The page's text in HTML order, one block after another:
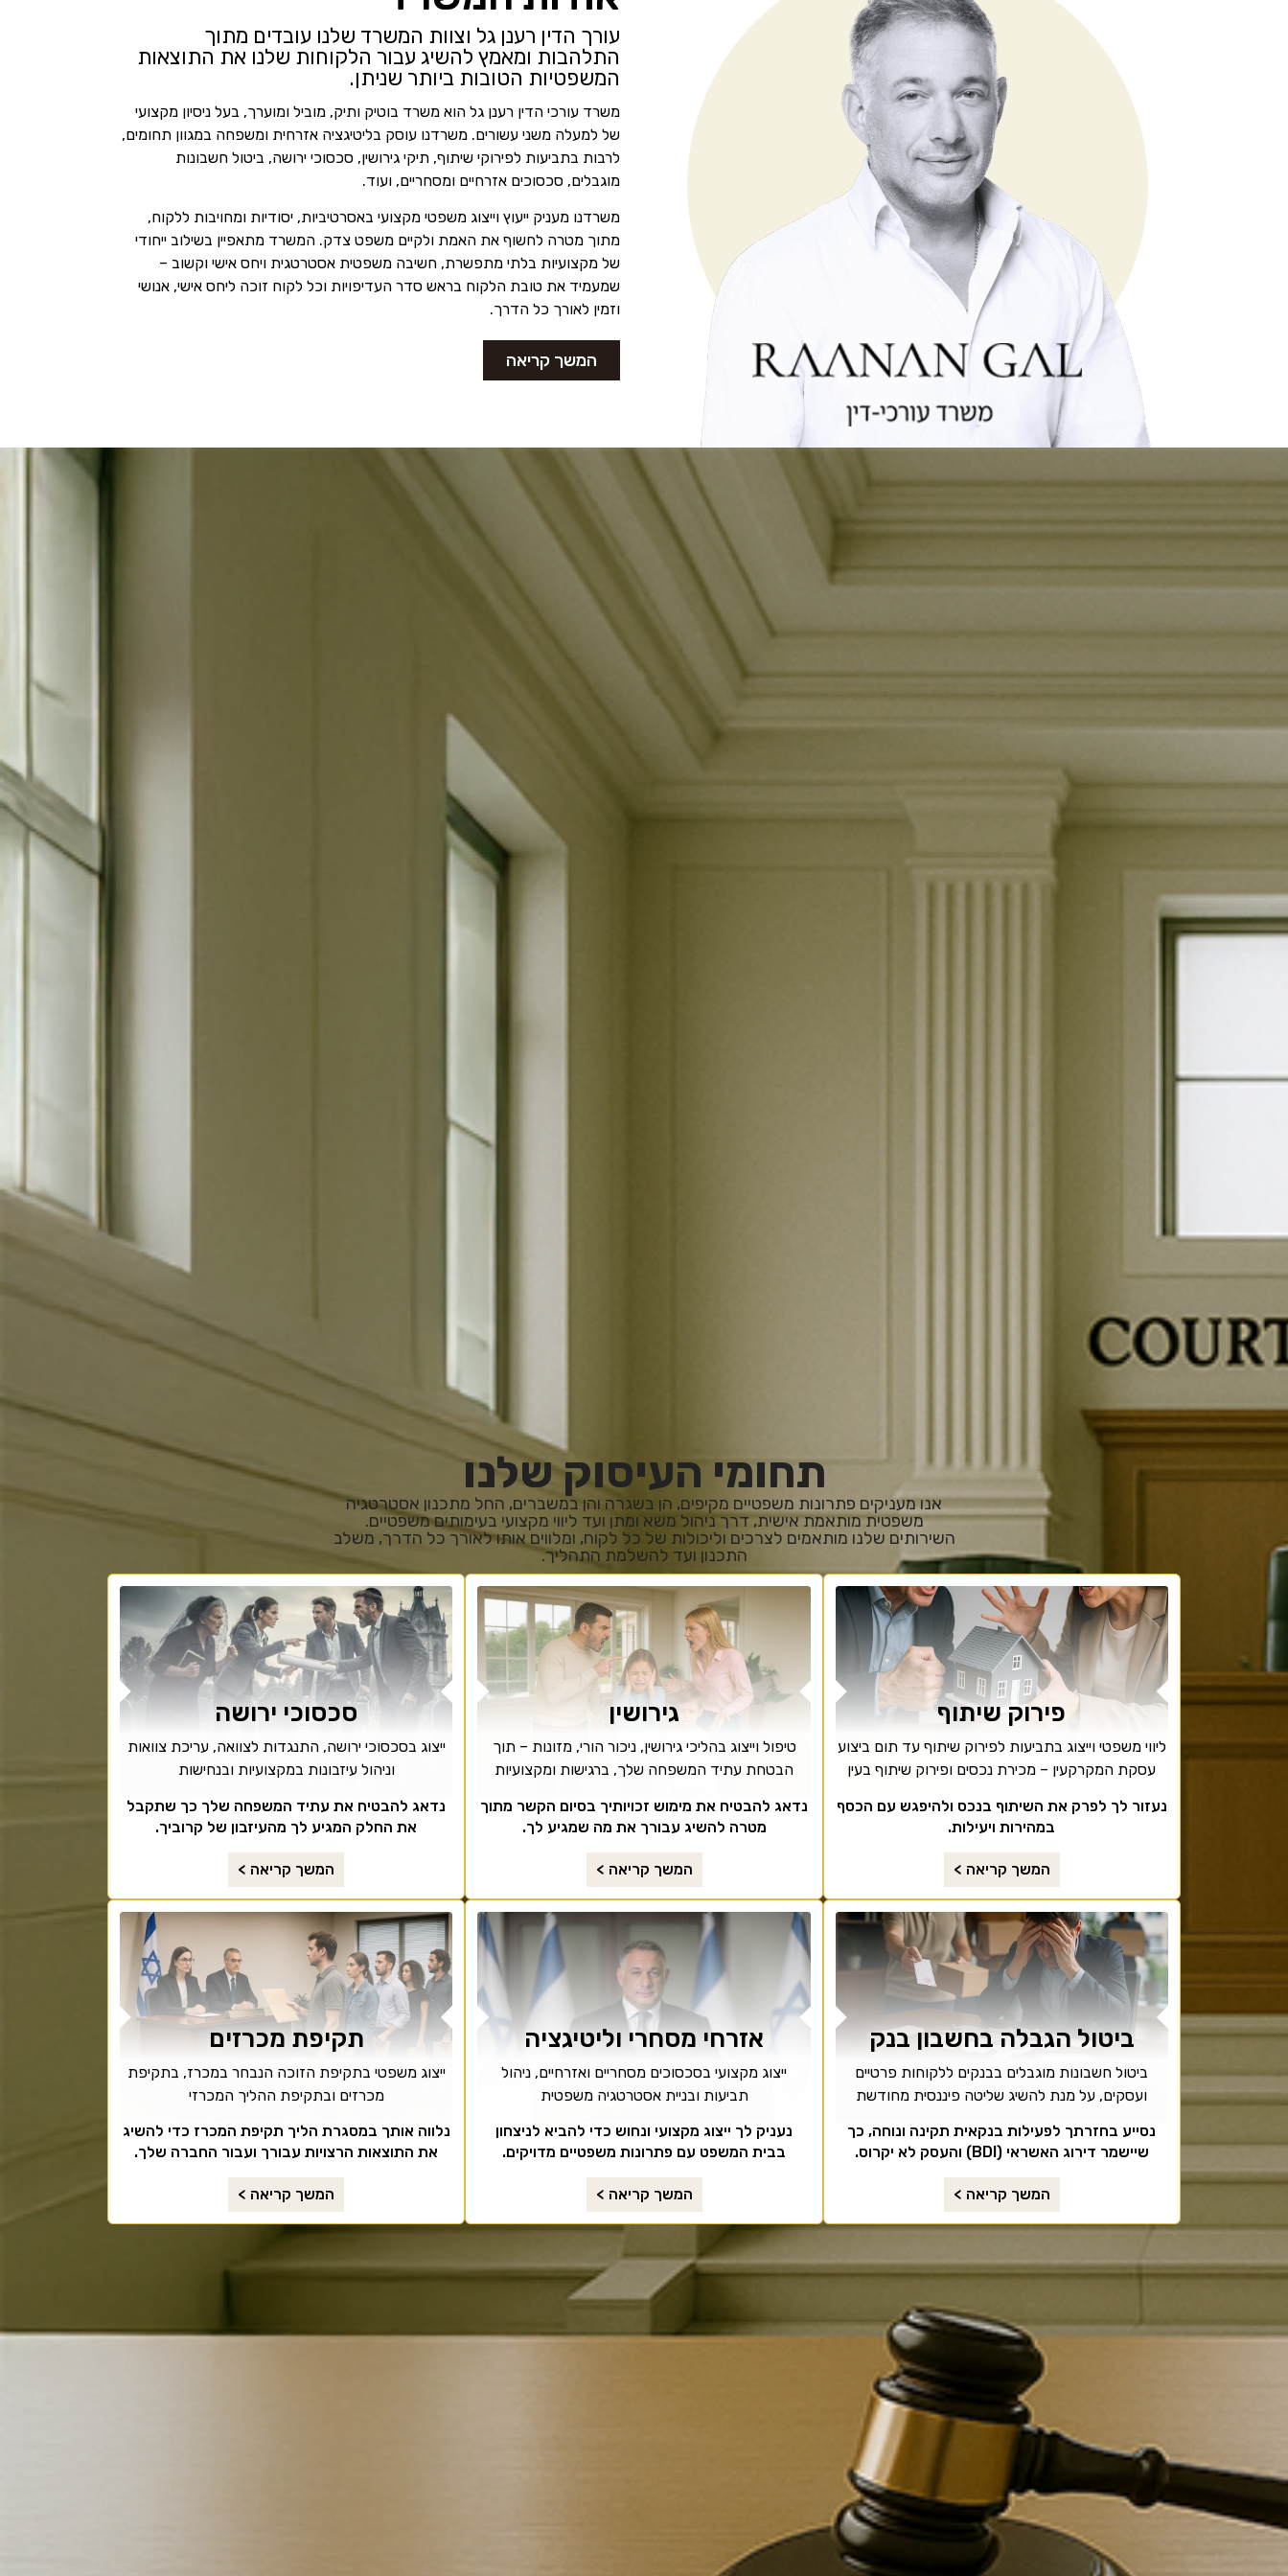
עורך הדין רענן גל וצוות המשרד שלנו עובדים מתוך
התלהבות ומאמץ להשיג עבור הלקוחות שלנו את התוצאות
המשפטיות הטובות ביותר שניתן.
משרד עורכי הדין רענן גל הוא משרד בוטיק ותיק, מוביל ומוערך, בעל ניסיון מקצועי
של למעלה משני עשורים. משרדנו עוסק בליטיגציה אזרחית ומשפחה במגוון תחומים,
לרבות בתביעות לפירוקי שיתוף, תיקי גירושין, סכסוכי ירושה, ביטול חשבונות
מוגבלים, סכסוכים אזרחיים ומסחריים, ועוד.
משרדנו מעניק ייעוץ וייצוג משפטי מקצועי באסרטיביות, יסודיות ומחויבות ללקוח,
מתוך מטרה לחשוף את האמת ולקיים משפט צדק. המשרד מתאפיין בשילוב ייחודי
של מקצועיות בלתי מתפשרת, חשיבה משפטית אסטרטגית ויחס אישי וקשוב –
שמעמיד את טובת הלקוח בראש סדר העדיפויות וכל לקוח זוכה ליחס אישי, אנושי
וזמין לאורך כל הדרך.
המשך קריאה
תחומי העיסוק שלנו
אנו מעניקים פתרונות משפטיים מקיפים, הן בשגרה והן במשברים, החל מתכנון אסטרטגיה
משפטית מותאמת אישית, דרך ניהול משא ומתן ועד ליווי מקצועי בעימותים משפטיים.
השירותים שלנו מותאמים לצרכים וליכולות של כל לקוח, ומלווים אותו לאורך כל הדרך, משלב
התכנון ועד להשלמת התהליך.
פירוק שיתוף​​
ליווי משפטי וייצוג בתביעות לפירוק שיתוף עד תום ביצוע
עסקת המקרקעין – מכירת נכסים ופירוק שיתוף בעין
נעזור לך לפרק את השיתוף בנכס ולהיפגש עם הכסף
במהירות ויעילות.
המשך קריאה >
גירושין
טיפול וייצוג בהליכי גירושין, ניכור הורי, מזונות – תוך
הבטחת עתיד המשפחה שלך, ברגישות ומקצועיות
נדאג להבטיח את מימוש זכויותיך בסיום הקשר מתוך
מטרה להשיג עבורך את מה שמגיע לך.
המשך קריאה >
סכסוכי ירושה
ייצוג בסכסוכי ירושה, התנגדות לצוואה, עריכת צוואות
וניהול עיזבונות במקצועיות ובנחישות
נדאג להבטיח את עתיד המשפחה שלך כך שתקבל
את החלק המגיע לך מהעיזבון של קרוביך.
המשך קריאה >
ביטול הגבלה בחשבון בנק
ביטול חשבונות מוגבלים בבנקים ללקוחות פרטיים
ועסקים, על מנת להשיג שליטה פיננסית מחודשת
נסייע בחזרתך לפעילות בנקאית תקינה ונוחה, כך
שיישמר דירוג האשראי (BDI) והעסק לא יקרוס.
המשך קריאה >
אזרחי מסחרי וליטיגציה
ייצוג מקצועי בסכסוכים מסחריים ואזרחיים, ניהול
תביעות ובניית אסטרטגיה משפטית
נעניק לך ייצוג מקצועי ונחוש כדי להביא לניצחון
בבית המשפט עם פתרונות משפטיים מדויקים.
המשך קריאה >
תקיפת מכרזים
ייצוג משפטי בתקיפת הזוכה הנבחר במכרז, בתקיפת
מכרזים ובתקיפת ההליך המכרזי
נלווה אותך במסגרת הליך תקיפת המכרז כדי להשיג
את התוצאות הרצויות עבורך ועבור החברה שלך.
המשך קריאה >